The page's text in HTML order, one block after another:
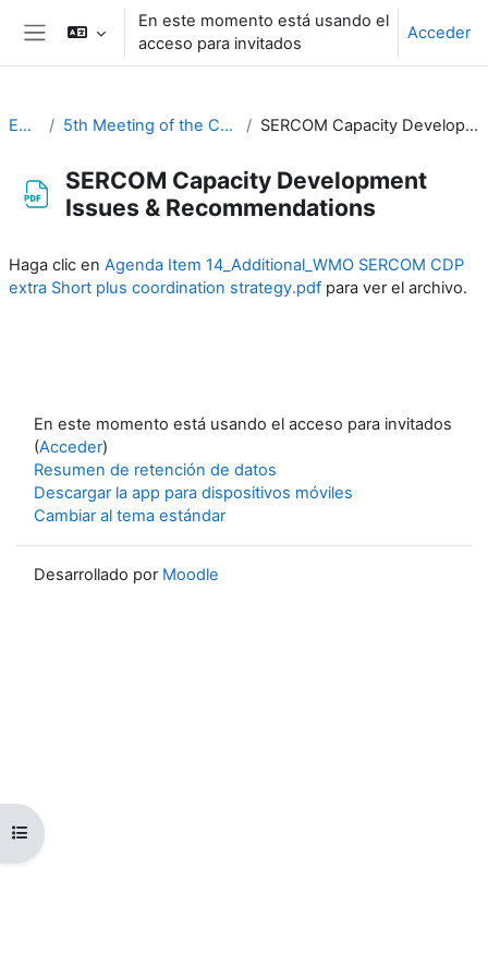
Salta al contenido principal
Panel lateral
En este momento está usando el
acceso para invitados
Acceder
Abrir índice del curso
EC-CDP 5th Meeting of the CDP (19-23 September 2022) SERCOM Capacity Development Issues & Recommendations
SERCOM Capacity Development
Issues & Recommendations
Haga clic en Agenda Item 14_Additional_WMO SERCOM CDP
extra Short plus coordination strategy.pdf para ver el archivo.
En este momento está usando el acceso para invitados
(Acceder)
Resumen de retención de datos
Descargar la app para dispositivos móviles
Cambiar al tema estándar
Desarrollado por Moodle